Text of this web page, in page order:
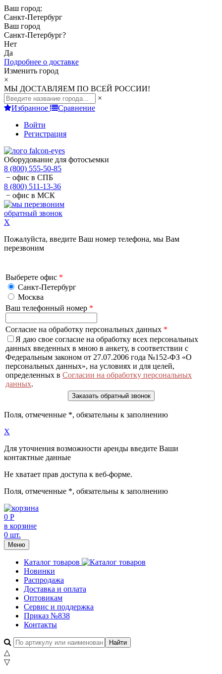
Ваш город:
Санкт-Петербург
Ваш город
Санкт-Петербург?
Нет
Да
Подробнее о доставке
Изменить город
×
МЫ ДОСТАВЛЯЕМ ПО ВСЕЙ РОССИИ!
×
Избранное
Сравнение
Войти
Регистрация
Оборудование для фотосъемки
8 (800) 555-50-85
− офис в СПБ
8 (800) 511-13-36
− офис в МСК
обратный звонок
X
Пожалуйста, введите Ваш номер телефона, мы Вам
перезвоним
Выберете офис *
Санкт-Петербург
Москва
Ваш телефонный номер *
Согласие на обработку персональных данных *
Я даю свое согласие на обработку всех персональных
данных введенных в мною в анкету, в соответствии с
Федеральным законом от 27.07.2006 года №152-ФЗ «О
персональных данных», на условиях и для целей,
определенных в Согласии на обработку персональных
данных.
Поля, отмеченные *, обязательны к заполнению
X
Для уточнения возможности аренды введите Ваши
контактные данные
Не хватает прав доступа к веб-форме.
Поля, отмеченные *, обязательны к заполнению
0 Р
в корзине
0 шт.
Меню
Каталог товаров
Новинки
Распродажа
Доставка и оплата
Оптовикам
Сервис и поддержка
Приказ №838
Контакты
△
▽